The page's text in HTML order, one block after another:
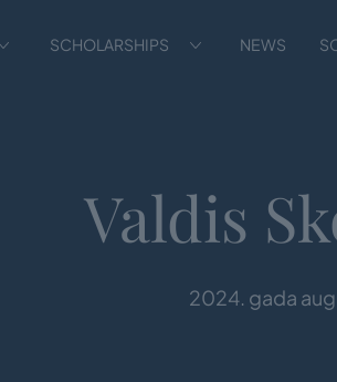
SCHOLARSHIPS NEWS
Valdis
2024. gada